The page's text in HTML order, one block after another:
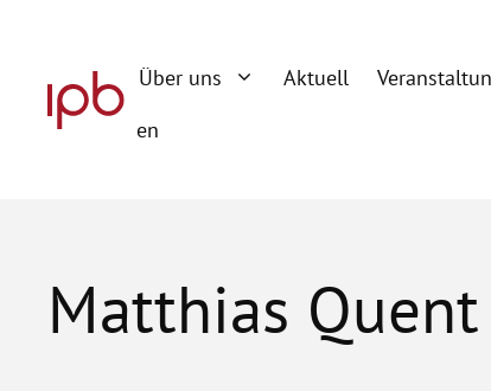
springen
Über uns Aktuell
en
Matthias